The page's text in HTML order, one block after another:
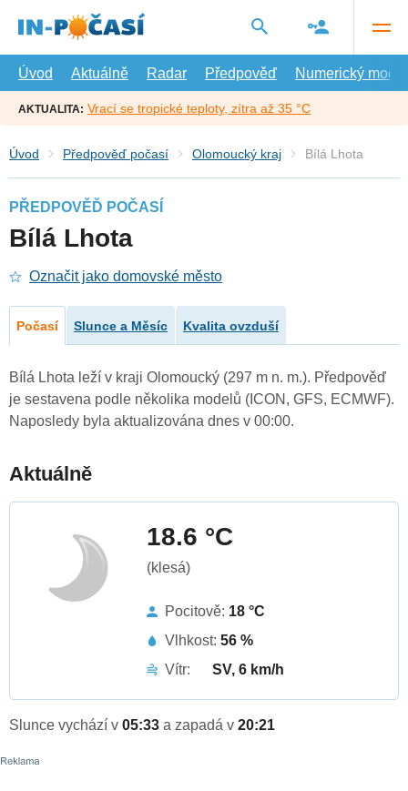
hlavní
Úvod
Aktuálně Radar Předpověď Numerický model
AKTUALITA: Vrací se tropické teploty, zítra až 35 °C
Úvod Předpověď počasí Olomoucký kraj Bílá Lhota
PŘEDPOVĚĎ POČASÍ
Bílá Lhota
Označit jako domovské město
Počasí Slunce a Měsíc Kvalita ovzduší
Bílá Lhota leží v kraji Olomoucký (297 m n. m.). Předpověď
je sestavena podle několika modelů (ICON, GFS, ECMWF).
Naposledy byla aktualizována dnes v 00:00.
Aktuálně
18.6 °C
(klesá)
Pocitově: 18 °C
Vlhkost: 56 %
Vítr:
SV, 6 km/h
Slunce vychází v 05:33 a zapadá v 20:21